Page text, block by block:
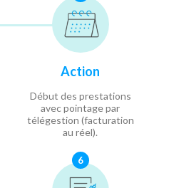
Action
Début des prestations
avec pointage par
télégestion (facturation
au réel).
6